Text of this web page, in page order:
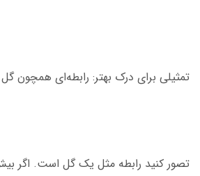
تمثیلی برای درک بهتر: رابطه‌ای همچون گل
تصور کنید رابطه مثل یک گل است. اگر